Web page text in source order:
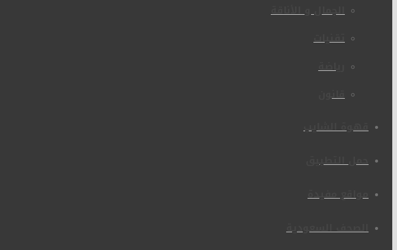
الجمال و الأناقة
تقنيات
رياضة
قانون
قهوة الشايب
حمل التطبيق
مواقع مفيدة
الصحف السعودية